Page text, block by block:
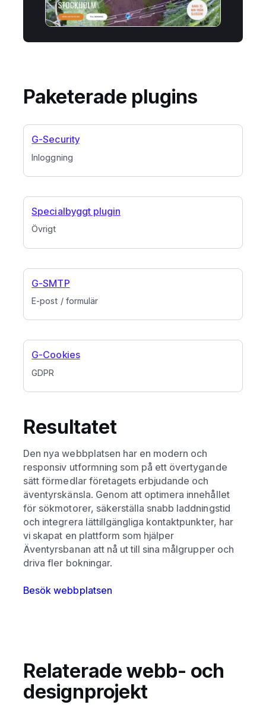
Paketerade plugins
Inloggning
G-Security
Övrigt
Specialbyggt plugin
E-post / formulär
G-SMTP
GDPR
G-Cookies
Resultatet
Den nya webbplatsen har en modern och
responsiv utformning som på ett övertygande
sätt förmedlar företagets erbjudande och
äventyrskänsla. Genom att optimera innehållet
för sökmotorer, säkerställa snabb laddningstid
och integrera lättillgängliga kontaktpunkter, har
vi skapat en plattform som hjälper
Äventyrsbanan att nå ut till sina målgrupper och
driva fler bokningar.
Besök webbplatsen
Relaterade webb- och
designprojekt